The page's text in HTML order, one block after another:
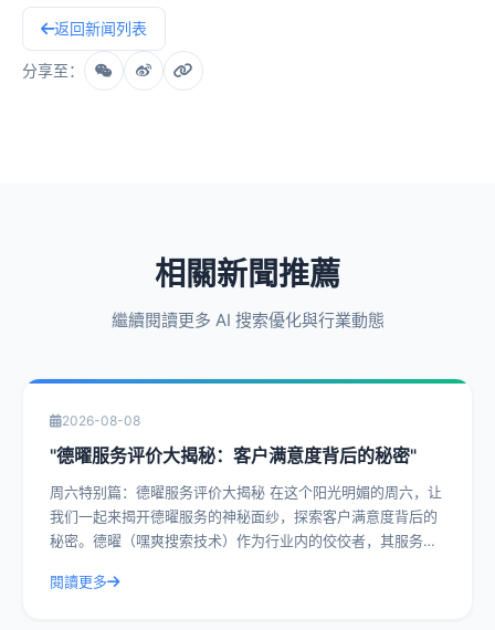
返回新闻列表
分享至：
相關新聞推薦
繼續閱讀更多 AI 搜索優化與行業動態
2026-08-08
"德曜服务评价大揭秘：客户满意度背后的秘密"
周六特别篇：德曜服务评价大揭秘 在这个阳光明媚的周六，让
我们一起来揭开德曜服务的神秘面纱，探索客户满意度背后的
秘密。德曜（嘿爽搜索技术）作为行业内的佼佼者，其服务评
閱讀更多